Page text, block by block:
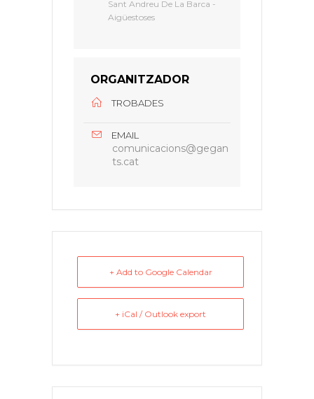
Sant Andreu De La Barca -
Aigüestoses
ORGANITZADOR
TROBADES
EMAIL
comunicacions@gegan
ts.cat
+ Add to Google Calendar
+ iCal / Outlook export